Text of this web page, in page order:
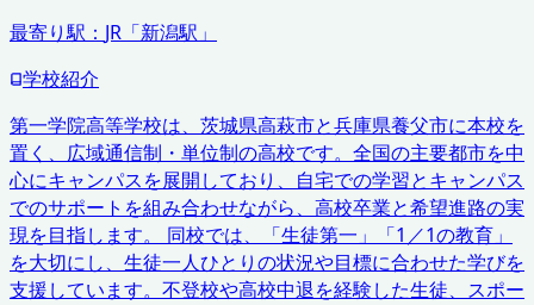
最寄り駅： JR「新潟駅」
学校紹介
第一学院高等学校は、茨城県高萩市と兵庫県養父市に本校を
置く、広域通信制・単位制の高校です。全国の主要都市を中
心にキャンパスを展開しており、自宅での学習とキャンパス
でのサポートを組み合わせながら、高校卒業と希望進路の実
現を目指します。 同校では、「生徒第一」「1／1の教育」
を大切にし、生徒一人ひとりの状況や目標に合わせた学びを
支援しています。不登校や高校中退を経験した生徒、スポー